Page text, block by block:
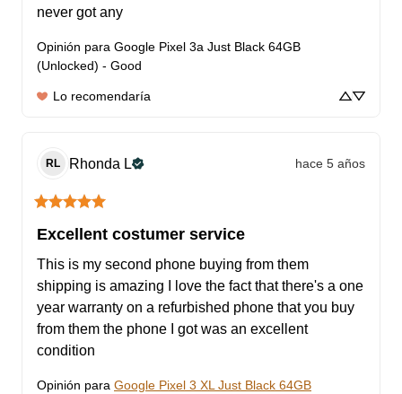
never got any
Opinión para Google Pixel 3a Just Black 64GB
(Unlocked) - Good
Lo recomendaría
RL Rhonda L hace 5 años
Excellent costumer service
This is my second phone buying from them
shipping is amazing I love the fact that there's a one
year warranty on a refurbished phone that you buy
from them the phone I got was an excellent
condition
Opinión para Google Pixel 3 XL Just Black 64GB